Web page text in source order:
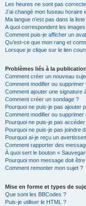
Les heures ne sont pas
J’ai changé mon fuseau horaire
Ma langue n’est pas dans la liste
A quoi correspondent les
Comment puis-je afficher un
Qu’est-ce que mon rang et
Lorsque je clique sur le lien
Problèmes liés à la
Comment créer un nouveau
Comment modifier ou supprimer
Comment ajouter une signature
Comment créer un sondage ?
Pourquoi ne puis-je pas ajouter
Comment modifier ou supprimer
Pourquoi ne puis-je pas
Pourquoi ne puis-je pas joindre
Pourquoi ai-je reçu un
Comment rapporter des
À quoi sert le bouton «
Pourquoi mon message doit
Comment remonter mon sujet ?
Mise en forme et types de
Que sont les BBCodes ?
Puis-je utiliser le HTML ?